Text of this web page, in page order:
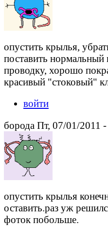
опустить крылья,
поставить нормальный
проводку, хорошо
красивый "стоковый"
войти
борода Пт, 07/01/2011 -
опустить крылья
оставить.раз уж
фоток побольше.